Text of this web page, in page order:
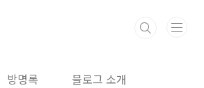
방명록 블로그 소개